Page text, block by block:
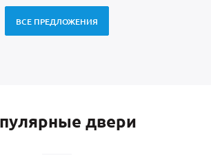
ВСЕ ПРЕДЛОЖЕНИЯ
двери